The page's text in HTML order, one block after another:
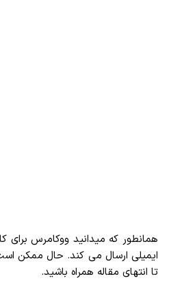
همانطور که میدانید ووکامرس
ایمیلی ارسال می کند. حال ممکن
تا انتهای مقاله همراه باشید.